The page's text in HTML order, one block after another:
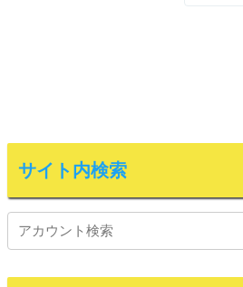
サイト内検索